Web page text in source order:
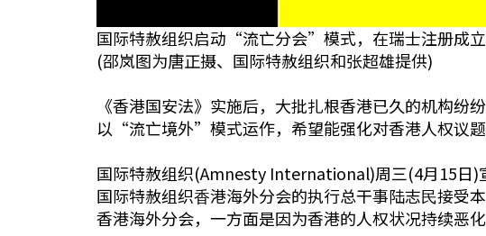
国际特赦组织启动“流亡分会”模式，在瑞士注册成
(邵岚图为唐正摄、国际特赦组织和张超雄提供)
《香港国安法》实施后，大批扎根香港已久的机构纷
以“流亡境外”模式运作，希望能强化对香港人权议题
国际特赦组织(Amnesty International)周三(4月15日)
国际特赦组织⾹港海外分会的执⾏总干事陆志⺠接受
香港海外分会，一方面是因为香港的人权状况持续恶